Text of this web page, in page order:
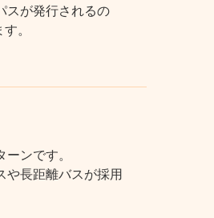
スが発行されるの
。
ンです。
や長距離バスが採用